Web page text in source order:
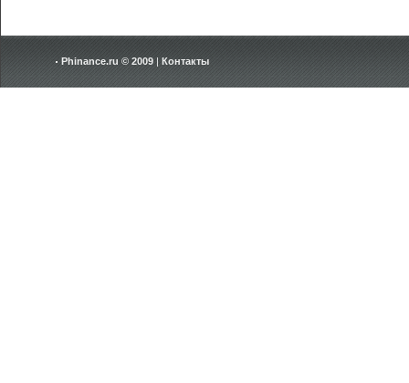
Phinance.ru © 2009 | Контакты